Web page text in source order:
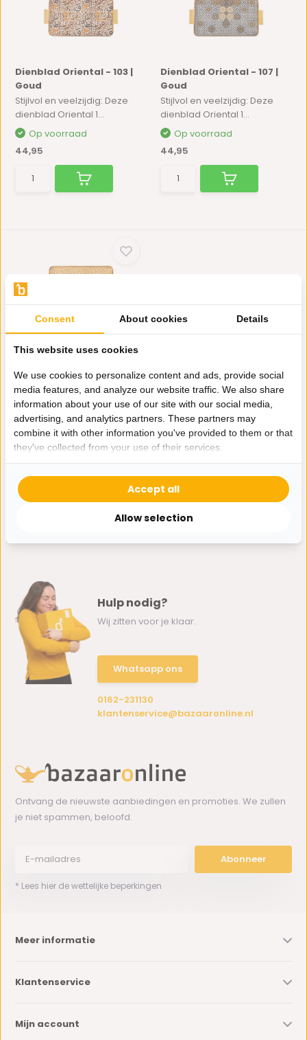
Dienblad Oriental - 103 |
Goud
Stijlvol en veelzijdig: Deze
dienblad Oriental 1...
Op voorraad
44,95
Dienblad Oriental - 107 |
Goud
Stijlvol en veelzijdig: Deze
dienblad Oriental 1...
Op voorraad
44,95
Goud
Stijlvol en veelzijdig: Deze
dienblad Oriental 1...
Op voorraad
44,95
Hulp nodig?
Wij zitten voor je klaar.
Whatsapp ons
0162-231130
klantenservice@bazaaronline.nl
Ontvang de nieuwste aanbiedingen en promoties. We zullen
je niet spammen, beloofd.
Abonneer
* Lees hier de wettelijke beperkingen
Meer informatie
Klantenservice
Mijn account
Consent About cookies Details
This website uses cookies
We use cookies to personalize content and ads, provide social
media features, and analyze our website traffic. We also share
information about your use of our site with our social media,
advertising, and analytics partners. These partners may
combine it with other information you've provided to them or that
they've collected from your use of their services.
Allow selection
Accept all